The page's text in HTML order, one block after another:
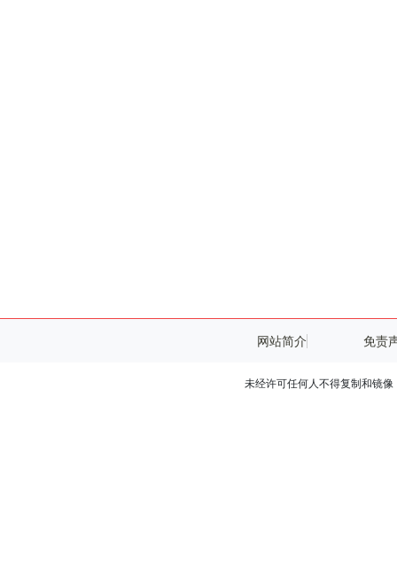
网站简介 免责
未经许可任何人不得复制和镜